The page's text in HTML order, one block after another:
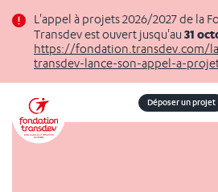
L'appel à projets 2026/2027 de la
Transdev est ouvert jusqu'au 31
https://fondation.transdev.com/
transdev-lance-son-appel-a-
Déposer un projet